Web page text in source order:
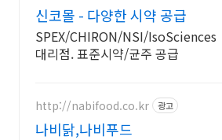
신코몰 - 다양한 시약 공급
SPEX/CHIRON/NSI/IsoSciences
대리점. 표준시약/균주 공급
http://nabifood.co.kr 광고
나비닭,나비푸드